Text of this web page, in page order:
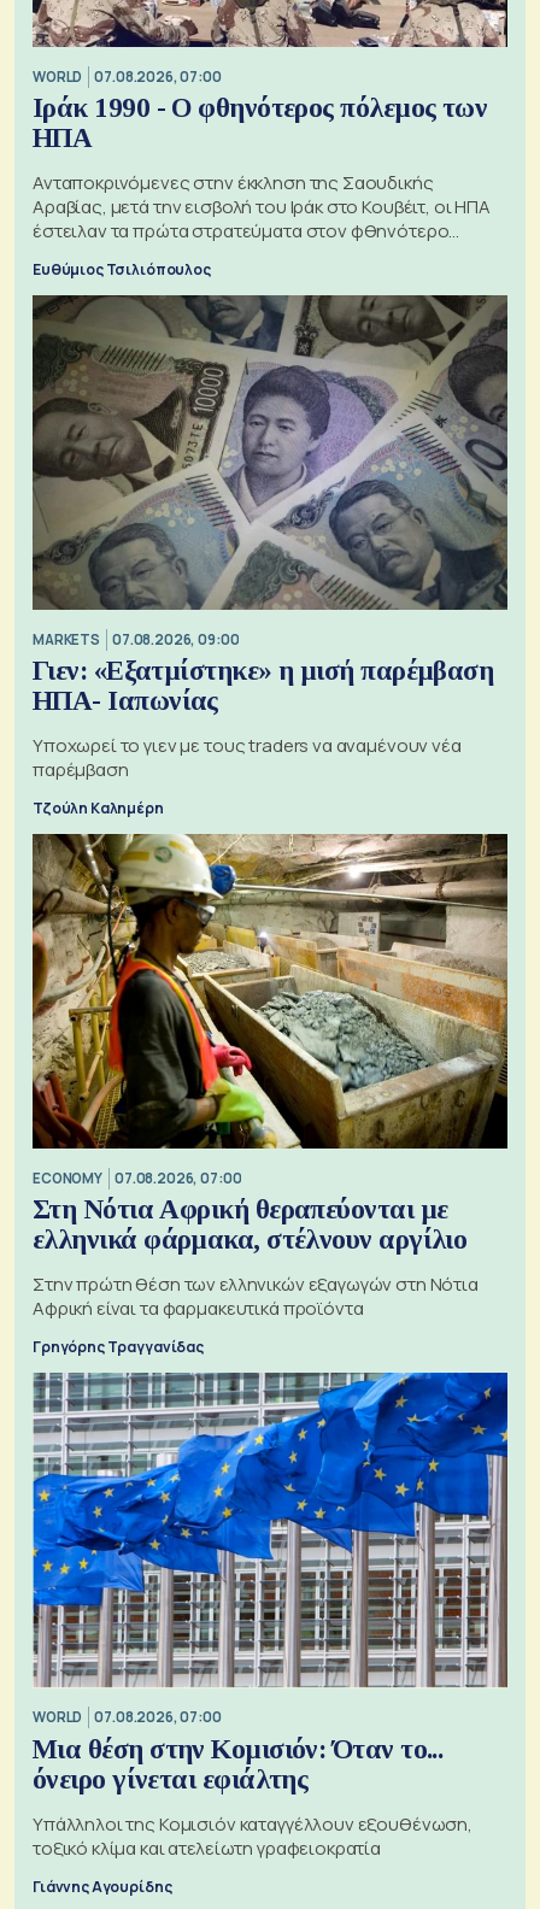
WORLD 07.08.2026, 07:00
Ιράκ 1990 - Ο φθηνότερος πόλεμος των
ΗΠΑ
Ανταποκρινόμενες στην έκκληση της Σαουδικής
Αραβίας, μετά την εισβολή του Ιράκ στο Κουβέιτ, οι ΗΠΑ
έστειλαν τα πρώτα στρατεύματα στον φθηνότερο
πόλεμο της ιστορίας τους
Ευθύμιος Τσιλιόπουλος
MARKETS 07.08.2026, 09:00
Γιεν: «Εξατμίστηκε» η μισή παρέμβαση
ΗΠΑ- Ιαπωνίας
Υποχωρεί το γιεν με τους traders να αναμένουν νέα
παρέμβαση
Τζούλη Καλημέρη
ECONOMY 07.08.2026, 07:00
Στη Νότια Αφρική θεραπεύονται με
ελληνικά φάρμακα, στέλνουν αργίλιο
Στην πρώτη θέση των ελληνικών εξαγωγών στη Νότια
Αφρική είναι τα φαρμακευτικά προϊόντα
Γρηγόρης Τραγγανίδας
WORLD 07.08.2026, 07:00
Μια θέση στην Κομισιόν: Όταν το...
όνειρο γίνεται εφιάλτης
Υπάλληλοι της Κομισιόν καταγγέλλουν εξουθένωση,
τοξικό κλίμα και ατελείωτη γραφειοκρατία
Γιάννης Αγουρίδης